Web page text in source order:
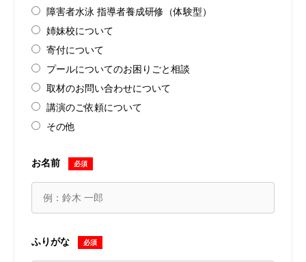
障害者水泳 指導者養成研修（体験型）
姉妹校について
寄付について
プールについてのお困りごと相談
取材のお問い合わせについて
講演のご依頼について
その他
お名前 必須
ふりがな 必須